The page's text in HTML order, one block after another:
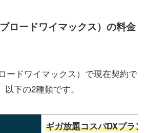
ロードワイマックス）の料金
ードワイマックス）で現在契約で
下の2種類です。
ギガ放題コスパDXプラン